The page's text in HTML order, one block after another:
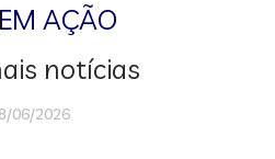
AÇÃO
notícias
06/2026